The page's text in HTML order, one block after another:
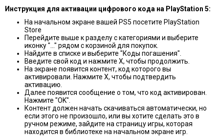
Инструкция для активации цифрового кодa на PlayStation 5:
На начальном экране вашей PS5 посетите PlayStation
Store
Перейдите выше к разделу с категориями и выберите
иконку "…" рядом с корзиной для покупок.
Найдите в списке и выберите "Коды погашения".
Введите свой код и нажмите X, чтобы продолжить.
На экране появится контент, код которого вы
активировали. Нажмите X, чтобы подтвердить
активацию.
Далее появится сообщение о том, что код активирован.
Нажмите "OK".
Контент должен начать скачиваться автоматически, но
если этого не произошло, или вы хотите сделать это в
ручном режиме, зайдите на страницу игры, которая
находится в библиотеке на начальном экране игр.